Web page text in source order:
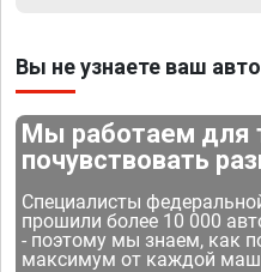
Вы не узнаете ваш
Мы работаем для
почувствовать
Специалисты
прошили более 10 000
- поэтому мы знаем, как
максимум от каждой